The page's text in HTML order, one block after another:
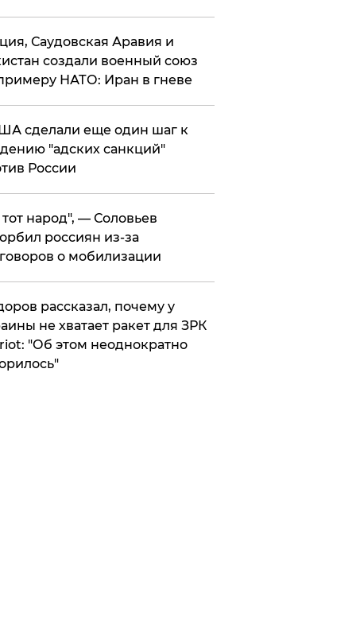
Саудовская Аравия и
создали военный союз
НАТО: Иран в гневе
сделали еще один шаг к
"адских санкций"
России
народ", — Соловьев
россиян из-за
о мобилизации
рассказал, почему у
не хватает ракет для ЗРК
"Об этом неоднократно